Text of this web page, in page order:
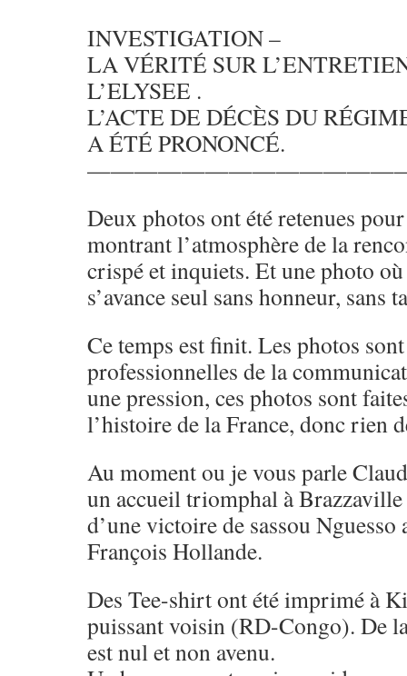
INVESTIGATION –
LA VÉRITÉ SUR
L’ELYSEE .
L’ACTE DE DÉCÈS DU
A ÉTÉ PRONONCÉ.
Deux photos ont été retenues
montrant l’atmosphère de la
crispé et inquiets. Et une photo
s’avance seul sans honneur, sans
Ce temps est finit. Les photos
professionnelles de la
une pression, ces photos sont
l’histoire de la France, donc rien
Au moment ou je vous parle
un accueil triomphal à
d’une victoire de sassou Nguesso
François Hollande.
Des Tee-shirt ont été imprimé à
puissant voisin (RD-Congo). De
est nul et non avenu.